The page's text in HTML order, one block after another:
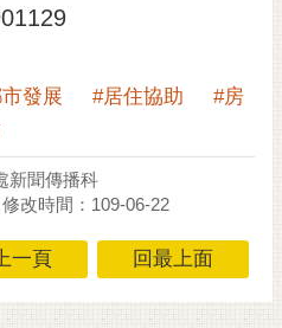
發展 #居住協助
#房
新聞傳播科
修改時間：109-06-22
一頁 回最上面